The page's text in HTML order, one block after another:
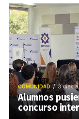
COMUNIDAD 3 días
Alumnos
concurso